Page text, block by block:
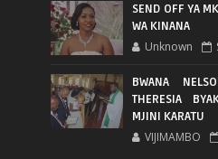
SEND OFF YA
WA KINANA
Unknown
BWANA
THERESIA
MJINI KARATU
VIJIMAMBO